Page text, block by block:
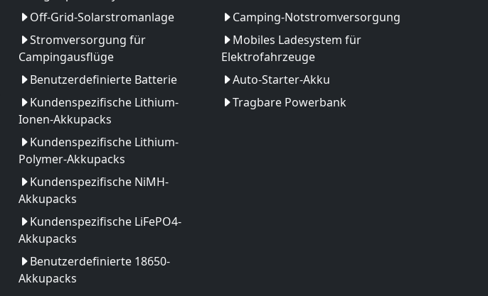
Off-Grid-Solarstromanlage
Stromversorgung für
Campingausflüge
Benutzerdefinierte Batterie
Kundenspezifische Lithium-
Ionen-Akkupacks
Kundenspezifische Lithium-
Polymer-Akkupacks
Kundenspezifische NiMH-
Akkupacks
Kundenspezifische LiFePO4-
Akkupacks
Benutzerdefinierte 18650-
Akkupacks
Camping-Notstromversorgung
Mobiles Ladesystem für
Elektrofahrzeuge
Auto-Starter-Akku
Tragbare Powerbank